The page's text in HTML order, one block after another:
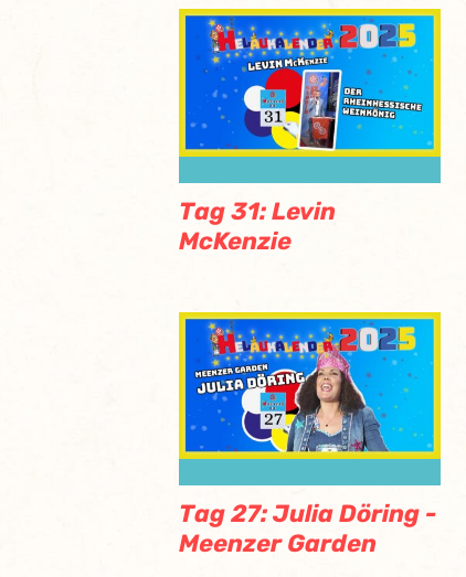
Tag 31: Levin
McKenzie
Tag 27: Julia Döring -
Meenzer Garden